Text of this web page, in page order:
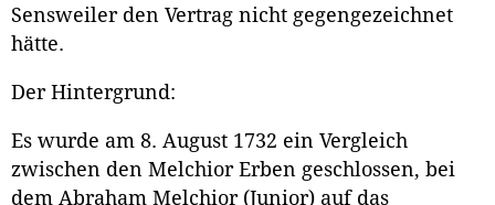
Sensweiler den Vertrag nicht gegengezeichnet
hätte.
Der Hintergrund:
Es wurde am 8. August 1732 ein Vergleich
zwischen den Melchior Erben geschlossen, bei
dem Abraham Melchior (Junior) auf das